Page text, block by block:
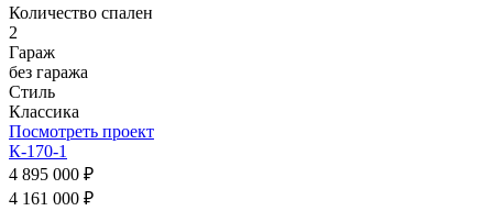
Количество спален
2
Гараж
без гаража
Стиль
Классика
Посмотреть проект
К-170-1
4 895 000 ₽
4 161 000 ₽